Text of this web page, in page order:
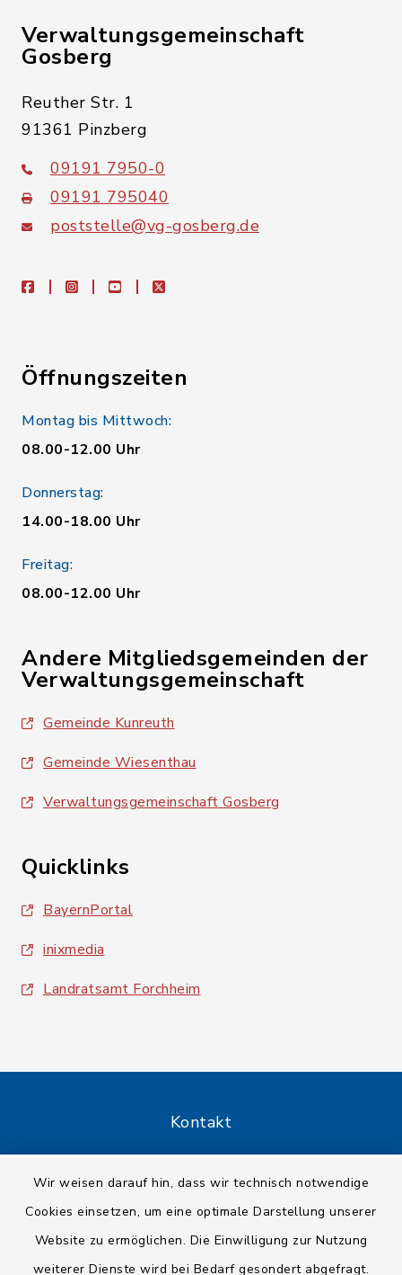
Wir weisen darauf hin, dass wir technisch notwendige
Cookies einsetzen, um eine optimale Darstellung unserer
Website zu ermöglichen. Die Einwilligung zur Nutzung
weiterer Dienste wird bei Bedarf gesondert abgefragt.
Verwaltungsgemeinschaft
Gosberg
Reuther Str. 1
91361 Pinzberg
09191 7950-0
09191 795040
poststelle@vg-gosberg.de
facebookinstagramyoutubeX
Öffnungszeiten
Montag bis Mittwoch:
08.00-12.00 Uhr
Donnerstag:
14.00-18.00 Uhr
Freitag:
08.00-12.00 Uhr
Andere Mitgliedsgemeinden der
Verwaltungsgemeinschaft
Gemeinde Kunreuth
Gemeinde Wiesenthau
Verwaltungsgemeinschaft Gosberg
Quicklinks
BayernPortal
inixmedia
Landratsamt Forchheim
Kontakt
Datenschutz
Impressum